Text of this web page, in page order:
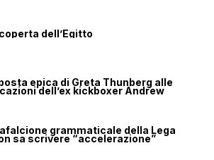
dell’Egitto
epica di Greta Thunberg alle
dell’ex kickboxer Andrew
grammaticale della Lega
sa scrivere “accelerazione”